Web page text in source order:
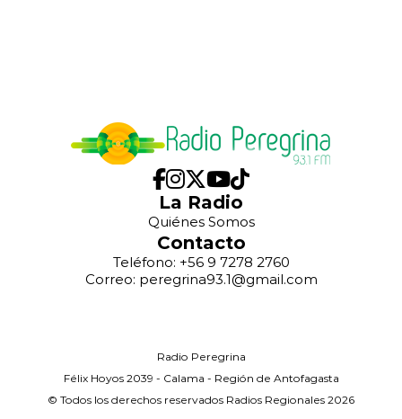
La Radio
Quiénes Somos
Contacto
Teléfono: +56 9 7278 2760
Correo: peregrina93.1@gmail.com
Radio Peregrina
Félix Hoyos 2039 - Calama - Región de Antofagasta
© Todos los derechos reservados Radios Regionales 2026